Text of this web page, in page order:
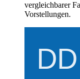
vergleichbarer
Vorstellungen.